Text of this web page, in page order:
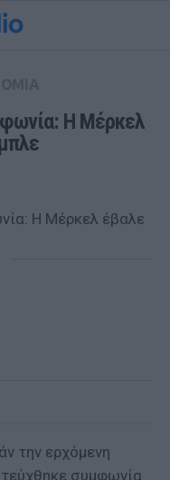
Η Μέρκελ
την ερχόμενη
συμφωνία